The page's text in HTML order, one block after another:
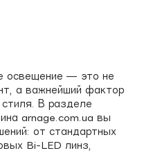
освещение — это не
а важнейший фактор
В разделе
arnage.com.ua вы
от стандартных
Bi-LED линз,